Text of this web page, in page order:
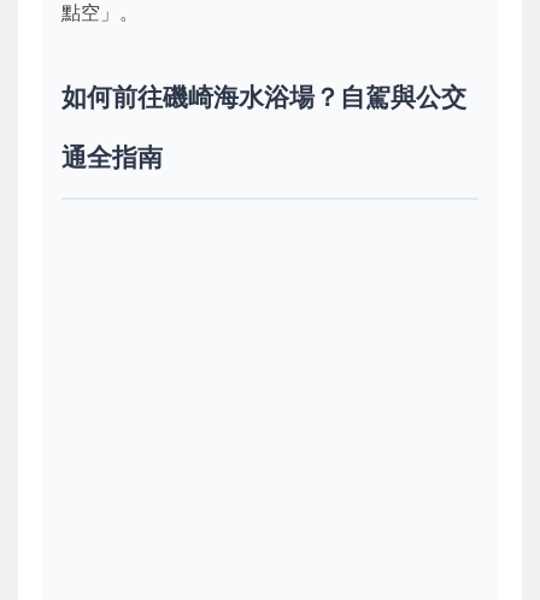
點空」。
如何前往磯崎海水浴場？自駕與公交
通全指南